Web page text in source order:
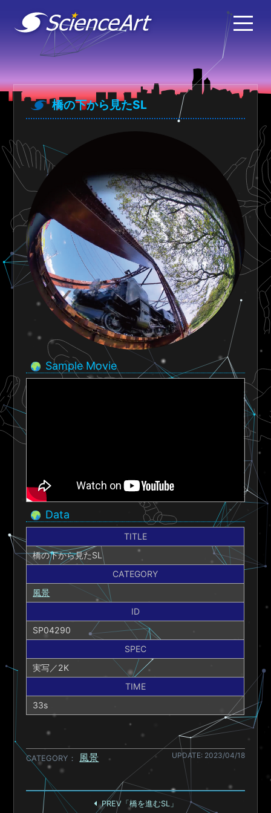
橋の下から見たSL
Sample Movie
Data
TITLE
橋の下から見たSL
CATEGORY
風景
ID
SP04290
SPEC
実写／2K
TIME
33s
CATEGORY 風景 UPDATE: 2023/04/18
PREV「橋を進むSL」